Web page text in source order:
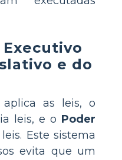
e do
aplica as leis, o
leis, e o Poder
Este sistema
evita que um